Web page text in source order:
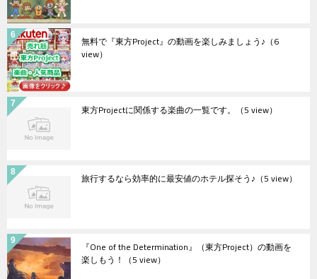
無料で『東方Project』の動画を楽しみましょう♪ （6
view）
東方Projectに関係する楽曲の一覧です。 （5 view）
旅行するなら効率的に最安値のホテル探そう♪ （5 view）
『One of the Determination』（東方Project）の動画を
楽しもう！ （5 view）